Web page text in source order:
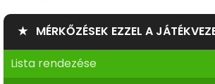
★ MÉRKŐZÉSEK EZZEL A
Lista rendezése